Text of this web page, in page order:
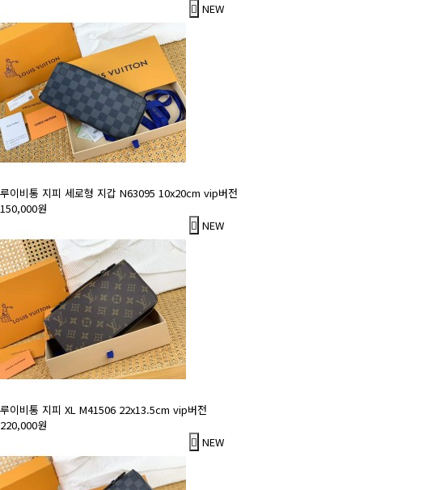
NEW
루이비통 지피 세로형 지갑 N63095 10x20cm vip버전
150,000원
NEW
루이비통 지피 XL M41506 22x13.5cm vip버전
220,000원
NEW